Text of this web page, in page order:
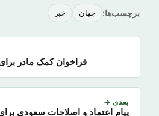
برچسب‌ها: جهان خبر
فراخوان کمک مادر
بعدی →
پیام اعتماد و اصلاحات سعودی